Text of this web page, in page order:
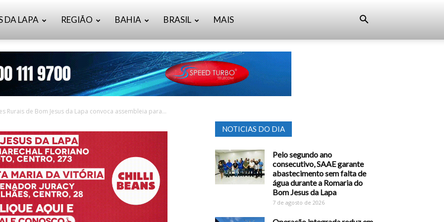
DA LAPA REGIÃO BAHIA BRASIL MAIS
Rurais de Bom Jesus da Lapa convoca assembleia para...
NOTICIAS DO DIA
Pelo segundo ano
consecutivo, SAAE garante
abastecimento sem falta de
água durante a Romaria do
Bom Jesus da Lapa
7 de agosto de 2026